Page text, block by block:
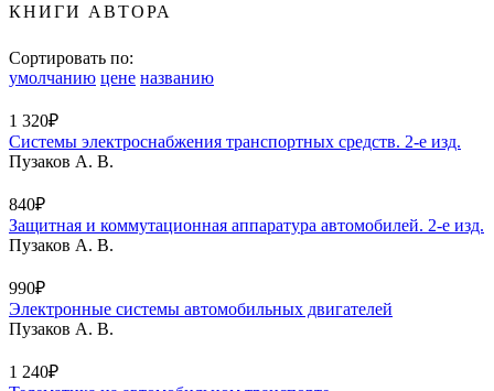
КНИГИ АВТОРА
Сортировать по:
умолчанию цене названию
1 320₽
Системы электроснабжения транспортных средств. 2-е изд.
Пузаков А. В.
840₽
Защитная и коммутационная аппаратура автомобилей. 2-е изд.
Пузаков А. В.
990₽
Электронные системы автомобильных двигателей
Пузаков А. В.
1 240₽